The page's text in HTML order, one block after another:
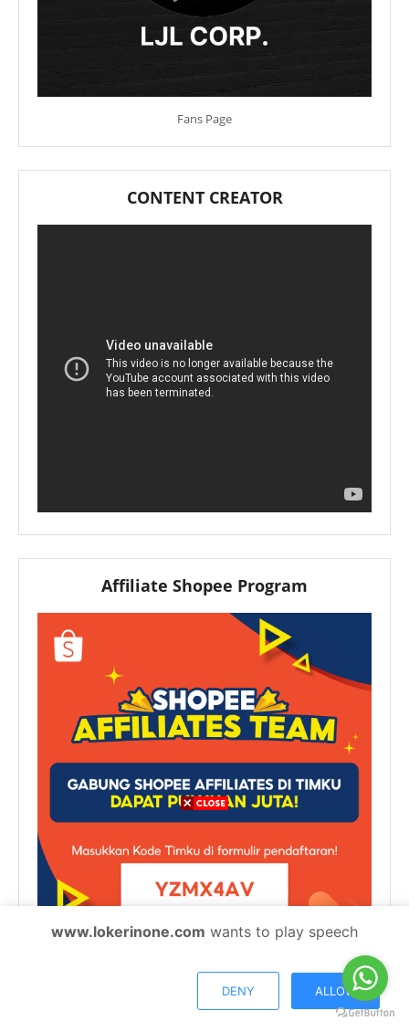
Fans Page
CONTENT CREATOR
Affiliate Shopee Program
Kode Tim Shopee: YZMX4AV
www.lokerinone.com wants to play speech
DENY ALLOW